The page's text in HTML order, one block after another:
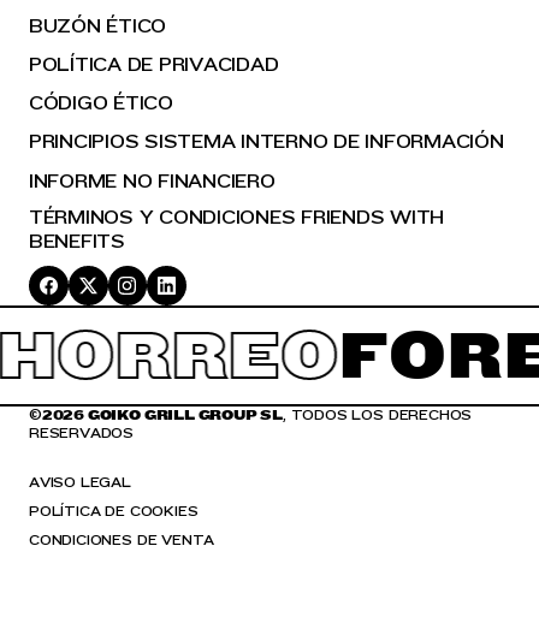
BUZÓN ÉTICO
POLÍTICA DE PRIVACIDAD
CÓDIGO ÉTICO
PRINCIPIOS SISTEMA INTERNO DE INFORMACIÓN
INFORME NO FINANCIERO
TÉRMINOS Y CONDICIONES FRIENDS WITH
BENEFITS
©2026 GOIKO GRILL GROUP SL , TODOS LOS DERECHOS
RESERVADOS
AVISO LEGAL
POLÍTICA DE COOKIES
CONDICIONES DE VENTA